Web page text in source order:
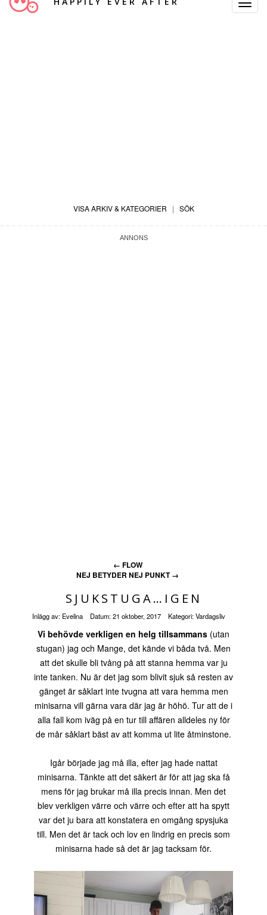
Toggle
VISA ARKIV & KATEGORIER | SÖK
← FLOW
NEJ BETYDER NEJ PUNKT→
SJUKSTUGA…IGEN
Inlägg av: Evelina Datum:21 oktober, 2017 Kategori:Vardagsliv
Vi behövde verkligen en helg tillsammans (utan
stugan) jag och Mange, det kände vi båda två. Men
att det skulle bli tvång på att stanna hemma var ju
inte tanken. Nu är det jag som blivit sjuk så resten av
gänget är såklart inte tvugna att vara hemma men
minisarna vill gärna vara där jag är höhö. Tur att de i
alla fall kom iväg på en tur till affären alldeles ny för
de mår såklart bäst av att komma ut lite åtminstone.
Igår började jag må illa, efter jag hade nattat
minisarna. Tänkte att det säkert är för att jag ska få
mens för jag brukar må illa precis innan. Men det
blev verkligen värre och värre och efter att ha spytt
var det ju bara att konstatera en omgång spysjuka
till. Men det är tack och lov en lindrig en precis som
minisarna hade så det är jag tacksam för.